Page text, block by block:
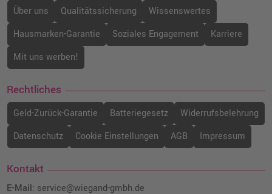
Über uns Qualitätssicherung
Wissenswertes
Hausmarken-Garantie
Soziales Engagement
Karriere
Mit uns werben!
Rechtliches
Geld-Zurück-Garantie Batteriegesetz
Widerrufsbelehrung
Datenschutz
Cookie Einstellungen AGB Impressum
Kontakt
E-Mail: service@wiegand-gmbh.de